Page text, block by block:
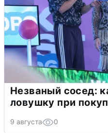
Незваный сосед:
ловушку при
9 августа 0